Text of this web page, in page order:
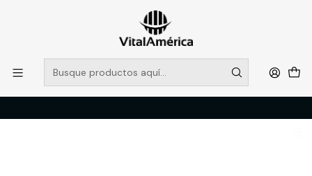
POR SISTEMA FRONTAL SOLO RETIROS EN TIENDA, DESDE
MUCHAS GRACIAS +569 5956 2237
Leer más
Inicio Catálogo
PROTECCION PERSONAL
FILTRO AIR F200VP3 PARTICULAS Y VO